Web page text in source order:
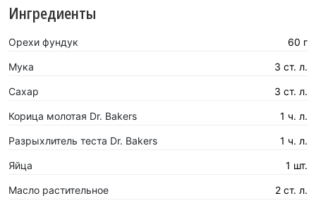
Ингредиенты
Орехи фундук 60 г
Мука 3 ст. л.
Сахар 3 ст. л.
Корица молотая Dr. Bakers 1 ч. л.
Разрыхлитель теста Dr. Bakers 1 ч. л.
Яйца 1 шт.
Масло растительное 2 ст. л.